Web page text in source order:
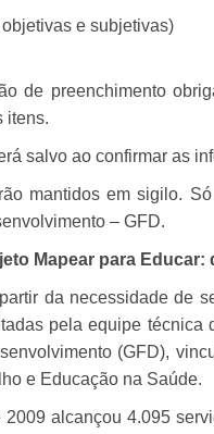
e subjetivas)
de preenchimento
itens.
salvo ao confirmar as
mantidos em sigilo.
– GFD.
Mapear para
da necessidade de
pela equipe
(GFD),
e Educação na Saúde.
alcançou 4.095